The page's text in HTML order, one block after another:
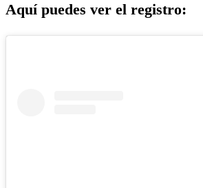
Aquí puedes ver el registro: